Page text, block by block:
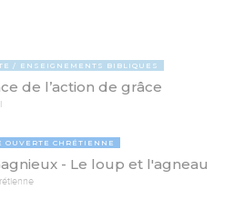
ENSEIGNEMENTS BIBLIQUES
de l’action de grâce
OUVERTE CHRÉTIENNE
- Le loup et l'agneau